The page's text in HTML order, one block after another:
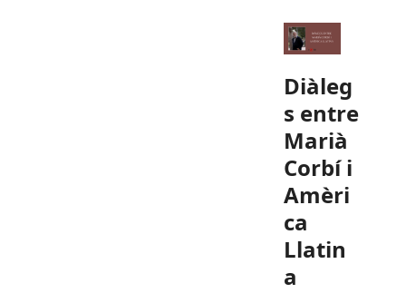
Diàleg
s entre
Marià
Corbí i
Amèri
ca
Llatin
a